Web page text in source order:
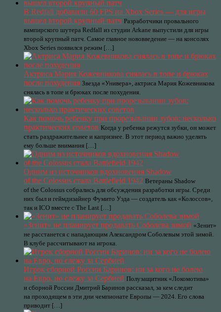
В Redfall добавили 60 FPS на Xbox Series — для игры
вышел второй крупный патч Разработчики провального
вампирского шутера Redfall из студии Arkane выпустили для игры
второй крупный патч. Самое главное нововведение — на консолях
Xbox Series появился режим […]
Актриса Мария Кожевникова снялась в топе и брюках
после похудения Звезда «Универа», актриса Мария Кожевникова
снялась в топе и брюках после похудения.
Как помочь ребенку при прорезывании зубов: несколько
практических советов Когда у ребенка режутся зубки, он может
стать раздражительнее и капризнее. В этот период важно уделять
ему больше внимания […]
Одним из источников вдохновения Shadow
of the Colossus стала Battlefield 1942 Ветераны Shadow
of the Colossus собрались для обсуждения разработки игры. Среди
них был и геймдизайнер Фумито Уэда — создатель как «Колоссов»,
так и ICO вместе с The Last […]
«Зенит» не планирует продавать Соболева зимой «Зенит»
не расстанется с нападающим Александром Соболевым этой зимой.
В клубе рассчитывают на игрока.
Игрок сборной России Баринов: ни за кого не болею
на Евро, но слежу за Сербией Полузащитник «Локомотива»
и сборной России Дмитрий Баринов рассказал, за кем следит
на проходящем в эти дни чемпионате Европы — 2024. Его слова
приводит […]